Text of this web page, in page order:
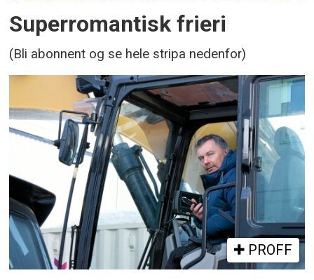
Superromantisk frieri
(Bli abonnent og se hele stripa nedenfor)
PROFF